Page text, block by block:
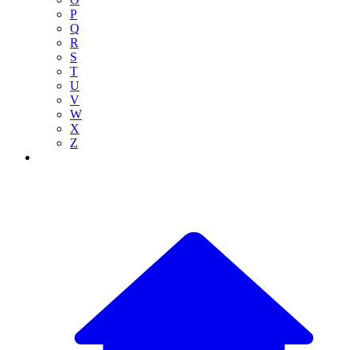
P
Q
R
S
T
U
V
W
X
Z